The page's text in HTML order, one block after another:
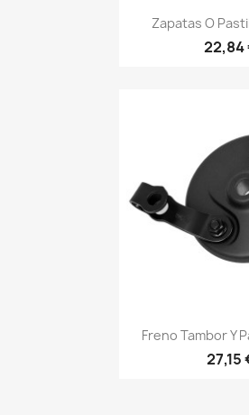
Vista
Zapatas O
22,84
Vista
Freno Tambor Y
27,15